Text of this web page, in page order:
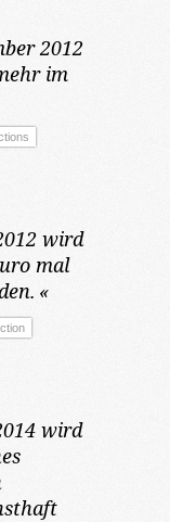
2012
im
wird
mal
«
wird